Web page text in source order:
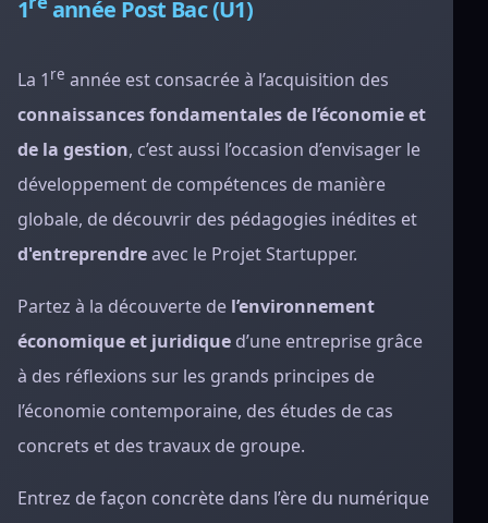
1 année Post Bac (U1)
La 1 re année est consacrée à l’acquisition des
connaissances fondamentales de l’économie et
de la gestion, c’est aussi l’occasion d’envisager le
développement de compétences de manière
globale, de découvrir des pédagogies inédites et
d'entreprendreavec le Projet Startupper.
Partez à la découverte de l’environnement
économique et juridique d’une entreprise grâce
à des réflexions sur les grands principes de
l’économie contemporaine, des études de cas
concrets et des travaux de groupe.
Entrez de façon concrète dans l’ère du numérique